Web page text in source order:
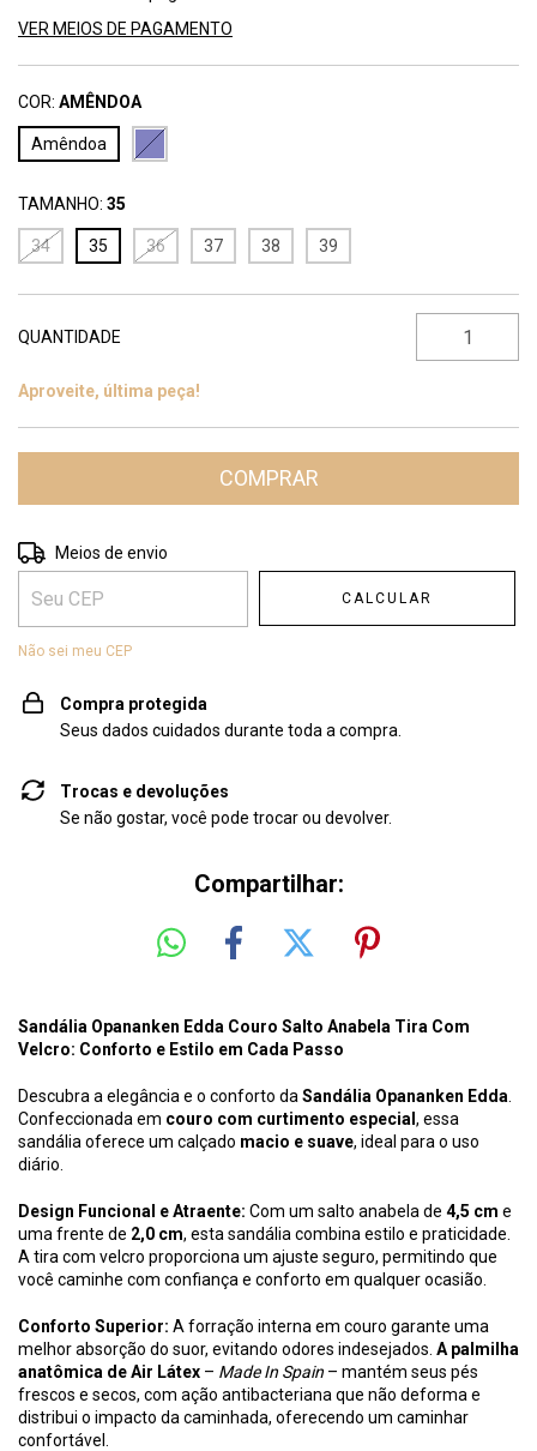
VER MEIOS DE PAGAMENTO
COR: AMÊNDOA
Amêndoa
TAMANHO: 35
34 35 36 37 38 39
QUANTIDADE
Aproveite, última peça!
Entregas para o CEP:
Meios de envio
CALCULAR
Não sei meu CEP
Compra protegida
Seus dados cuidados durante toda a compra.
Trocas e devoluções
Se não gostar, você pode trocar ou devolver.
Compartilhar:
Sandália Opananken Edda Couro Salto Anabela Tira Com
Velcro: Conforto e Estilo em Cada Passo
Descubra a elegância e o conforto da Sandália Opananken Edda
Confeccionada em couro com curtimento especial, essa
sandália oferece um calçado macio e suave, ideal para o uso
diário.
Design Funcional e Atraente: Com um salto anabela de 4,5 cm e
uma frente de 2,0 cm, esta sandália combina estilo e praticidade.
A tira com velcro proporciona um ajuste seguro, permitindo que
você caminhe com confiança e conforto em qualquer ocasião.
Conforto Superior: A forração interna em couro garante uma
melhor absorção do suor, evitando odores indesejados. A palmilha
anatômica de Air Látex – Made In Spain – mantém seus pés
frescos e secos, com ação antibacteriana que não deforma e
distribui o impacto da caminhada, oferecendo um caminhar
confortável.